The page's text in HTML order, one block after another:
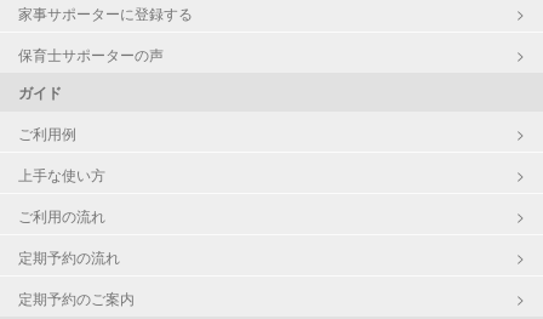
家事サポーターに登録する
保育士サポーターの声
ガイド
ご利用例
上手な使い方
ご利用の流れ
定期予約の流れ
定期予約のご案内